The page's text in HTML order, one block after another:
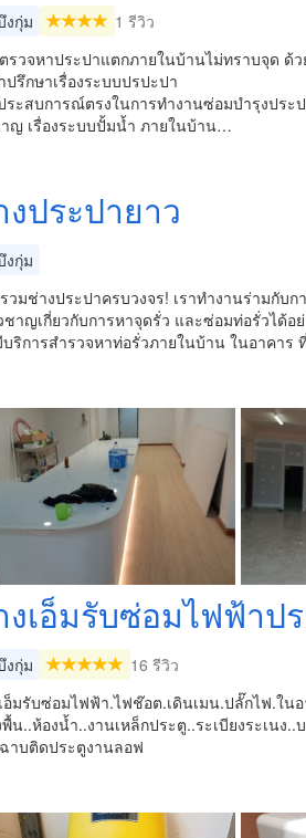
งกุ่ม
1 รีวิว
รวจหาประปาแตกภายในบ้านไม่ทราบจุด ด้
ปรึกษาเรื่องระบบปรปะปา
ระสบการณ์ตรงในการทำงานซ่อมบำรุงประ
ญ เรื่องระบบปั้มน้ำ ภายในบ้าน…
งประปายาว
งกุ่ม
วมช่างประปาครบวงจร! เราทำงานร่ามกับ
ชาญเกี่ยวกับการหาจุดรั่ว และซ่อมท่อรั่วได้
บริการสำรวจหาท่อรั่วภายในบ้าน ในอาคา
งเอ็มรับซ่อมไฟฟ้าป
งกุ่ม
16 รีวิว
อ็มรับซ่อมไฟฟ้า.ไฟช๊อต.เดินเมน.ปลั๊กไฟ.ใ
พื้น..ห้องน้ำ..งานเหล็กประตู..ระเบียงระเนง
าบติดประตูงานลอฟ